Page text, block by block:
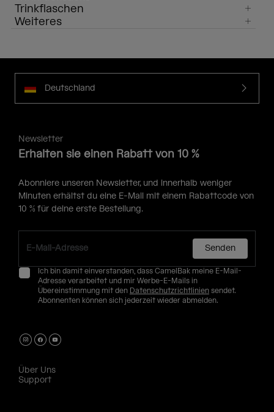
Trinkflaschen
Weiteres
Deutschland
Newsletter
Erhalten sie einen Rabatt von 10 %
Abonniere unseren Newsletter, und innerhalb weniger
Minuten erhältst du eine E-Mail mit einem Rabattcode von
10 % für deine erste Bestellung.
Senden
Ich bin damit einverstanden, dass CamelBak meine E-Mail-
Adresse verarbeitet und mir Werbe-E-Mails in
Übereinstimmung mit den Datenschutzrichtlinien sendet.
Abonnenten können sich jederzeit wieder abmelden.
Über Uns
Support